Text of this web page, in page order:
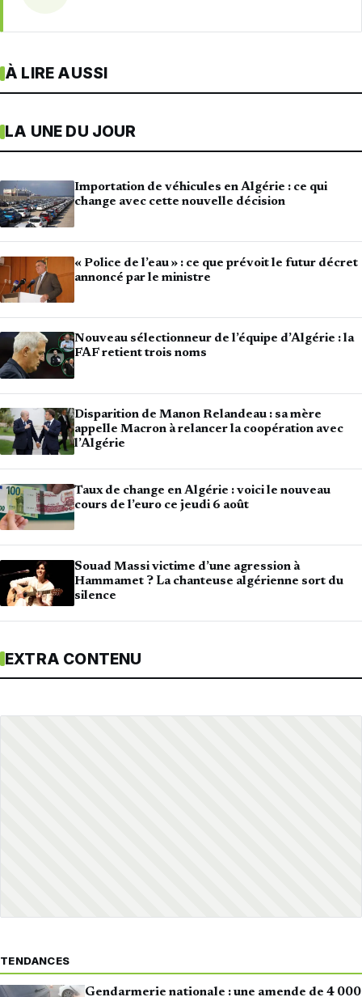
À LIRE AUSSI
LA UNE DU JOUR
Importation de véhicules en Algérie : ce qui
change avec cette nouvelle décision
« Police de l’eau » : ce que prévoit le futur décret
annoncé par le ministre
Nouveau sélectionneur de l’équipe d’Algérie : la
FAF retient trois noms
Disparition de Manon Relandeau : sa mère
appelle Macron à relancer la coopération avec
l’Algérie
Taux de change en Algérie : voici le nouveau
cours de l’euro ce jeudi 6 août
Souad Massi victime d’une agression à
Hammamet ? La chanteuse algérienne sort du
silence
EXTRA CONTENU
TENDANCES
Gendarmerie nationale : une amende de 4 000